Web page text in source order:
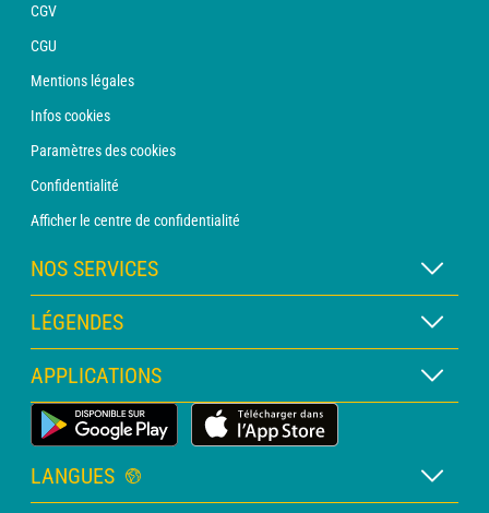
CGV
CGU
Mentions légales
Infos cookies
Paramètres des cookies
Confidentialité
Afficher le centre de confidentialité
NOS SERVICES
Abonnement METEO Xpert
Abonnement METEO PRO
Consultation avec un prévisionniste
Bulletin PRO
LÉGENDES
Légende des cartes
Légende des pictogrammes
Glossaire
APPLICATIONS
Application Météo Terrestre
LANGUES